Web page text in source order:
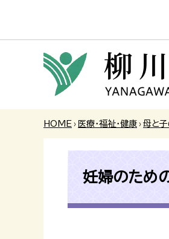
HOME › 医療・福祉・健康 › 母と
妊婦のため